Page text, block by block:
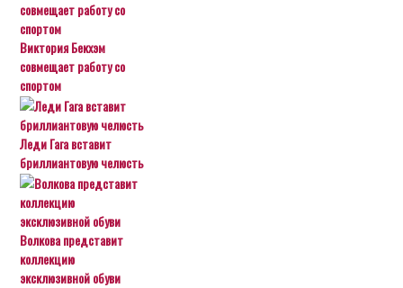
Виктория Бекхэм
совмещает работу со
спортом
Леди Гага вставит
бриллиантовую челюсть
Волкова представит
коллекцию
эксклюзивной обуви